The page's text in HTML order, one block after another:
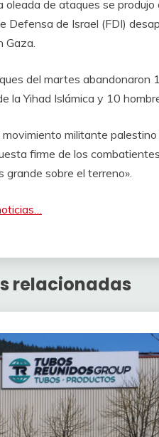
oleada de ataques se
Defensa de Israel (FDI)
Gaza.
del martes abandonaron
la Yihad Islámica y 10
movimiento militante
firme de los
grande sobre el terreno».
relacionadas